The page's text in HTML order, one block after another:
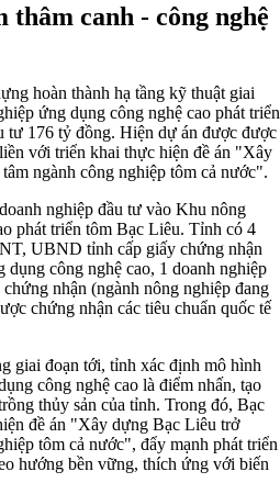
canh - công nghệ
hoàn thành hạ tầng kỹ thuật giai
ứng dụng công nghệ cao phát triển
tư 176 tỷ đồng. Hiện dự án được được
với triển khai thực hiện đề án "Xây
ngành công nghiệp tôm cả nước".
nghiệp đầu tư vào Khu nông
phát triển tôm Bạc Liêu. Tỉnh có 4
UBND tỉnh cấp giấy chứng nhận
dụng công nghệ cao, 1 doanh nghiệp
nhận (ngành nông nghiệp đang
chứng nhận các tiêu chuẩn quốc tế
giai đoạn tới, tỉnh xác định mô hình
công nghệ cao là điểm nhấn, tạo
thủy sản của tỉnh. Trong đó, Bạc
đề án "Xây dựng Bạc Liêu trở
tôm cả nước", đẩy mạnh phát triển
hướng bền vững, thích ứng với biến